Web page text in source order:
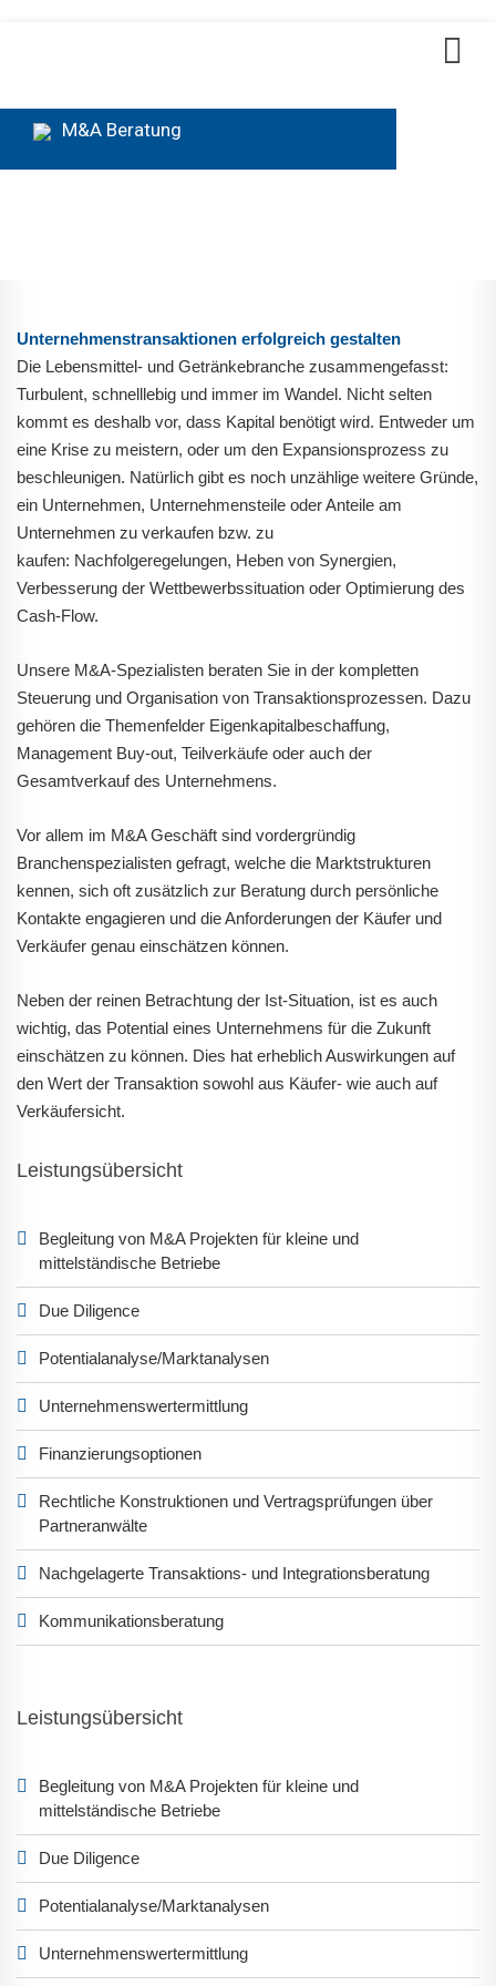
M&A Beratung
Unternehmenstransaktionen erfolgreich gestalten
Die Lebensmittel- und Getränkebranche zusammengefasst:
Turbulent, schnelllebig und immer im Wandel. Nicht selten
kommt es deshalb vor, dass Kapital benötigt wird. Entweder um
eine Krise zu meistern, oder um den Expansionsprozess zu
beschleunigen. Natürlich gibt es noch unzählige weitere Gründe,
ein Unternehmen, Unternehmensteile oder Anteile am
Unternehmen zu verkaufen bzw. zu
kaufen: Nachfolgeregelungen, Heben von Synergien,
Verbesserung der Wettbewerbssituation oder Optimierung des
Cash-Flow.
Unsere M&A-Spezialisten beraten Sie in der kompletten
Steuerung und Organisation von Transaktionsprozessen. Dazu
gehören die Themenfelder Eigenkapitalbeschaffung,
Management Buy-out, Teilverkäufe oder auch der
Gesamtverkauf des Unternehmens.
Vor allem im M&A Geschäft sind vordergründig
Branchenspezialisten gefragt, welche die Marktstrukturen
kennen, sich oft zusätzlich zur Beratung durch persönliche
Kontakte engagieren und die Anforderungen der Käufer und
Verkäufer genau einschätzen können.
Neben der reinen Betrachtung der Ist-Situation, ist es auch
wichtig, das Potential eines Unternehmens für die Zukunft
einschätzen zu können. Dies hat erheblich Auswirkungen auf
den Wert der Transaktion sowohl aus Käufer- wie auch auf
Verkäufersicht.
Leistungsübersicht
Begleitung von M&A Projekten für kleine und
mittelständische Betriebe
Due Diligence
Potentialanalyse/Marktanalysen
Unternehmenswertermittlung
Finanzierungsoptionen
Rechtliche Konstruktionen und Vertragsprüfungen über
Partneranwälte
Nachgelagerte Transaktions- und Integrationsberatung
Kommunikationsberatung
Leistungsübersicht
Begleitung von M&A Projekten für kleine und
mittelständische Betriebe
Due Diligence
Potentialanalyse/Marktanalysen
Unternehmenswertermittlung